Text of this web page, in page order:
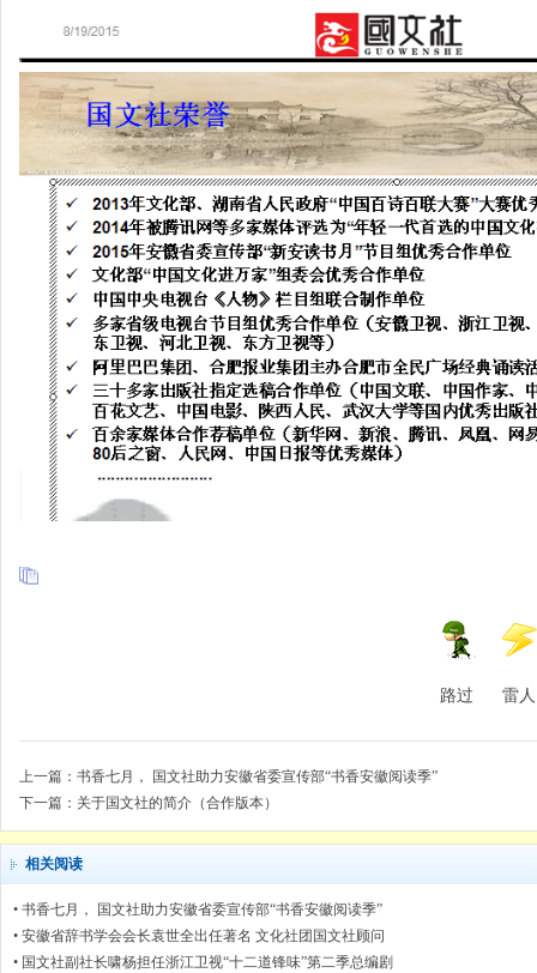
路过 雷人
上一篇： 书香七月， 国文社助力安徽省委宣传部“书香安徽阅读季”
下一篇： 关于国文社的简介（合作版本）
相关阅读
• 书香七月， 国文社助力安徽省委宣传部“书香安徽阅读季”
• 安徽省辞书学会会长袁世全出任著名 文化社团国文社顾问
• 国文社副社长啸杨担任浙江卫视“十二道锋味”第二季总编剧